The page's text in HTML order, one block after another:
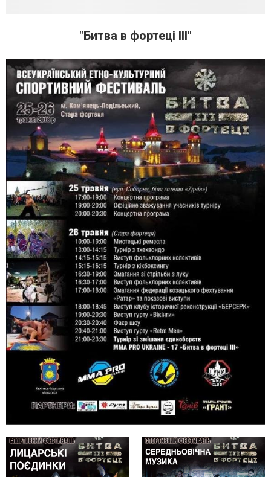
"Битва в фортеці III"